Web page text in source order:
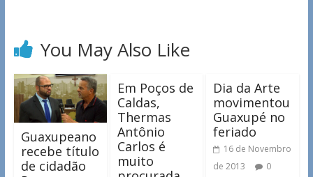
You May Also Like
Guaxupeano
recebe título
de cidadão
Em Poços de
Caldas,
Thermas
Antônio
Carlos é
muito
Dia da Arte
movimentou
Guaxupé no
feriado
16 de Novembro
de 2013
0